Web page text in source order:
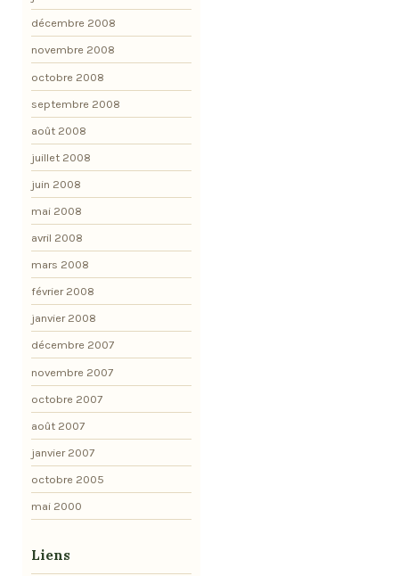
décembre 2008
novembre 2008
octobre 2008
septembre 2008
août 2008
juillet 2008
juin 2008
mai 2008
avril 2008
mars 2008
février 2008
janvier 2008
décembre 2007
novembre 2007
octobre 2007
août 2007
janvier 2007
octobre 2005
mai 2000
Liens